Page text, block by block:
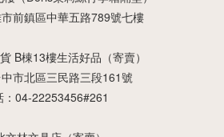
前鎮區中華五路789號七樓
B棟13樓生活好品（寄賣）
市北區三民路三段161號
：04-22253456#261